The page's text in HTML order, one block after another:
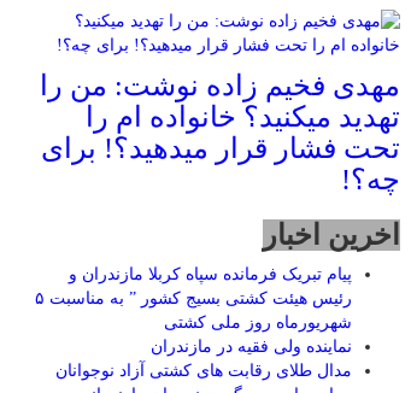
مهدی فخیم زاده نوشت: من را
تهدید میکنید؟ خانواده ام را‌
تحت فشار قرار میدهید؟! برای
چه؟!
اخرین اخبار
پیام تبریک فرمانده سپاه کربلا مازندران و
رئیس هیئت کشتی بسیج کشور ” به مناسبت ۵
شهریورماه روز ملی کشتی
نماينده ولی فقیه در مازندران
مدال طلای رقابت های کشتی آزاد نوجوانان